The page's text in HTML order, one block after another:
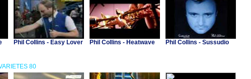
Phil Collins - Easy Lover Phil Collins - Heatwave Phil Collins - Sussudio
80